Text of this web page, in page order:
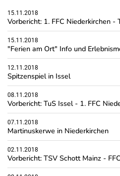
15.11.2018
Vorbericht: 1. FFC Niederkirchen -
15.11.2018
"Ferien am Ort" Info und
12.11.2018
Spitzenspiel in Issel
08.11.2018
Vorbericht: TuS Issel - 1. FFC
07.11.2018
Martinuskerwe in Niederkirchen
02.11.2018
Vorbericht: TSV Schott Mainz - FFC